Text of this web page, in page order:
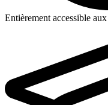
Entièrement accessible